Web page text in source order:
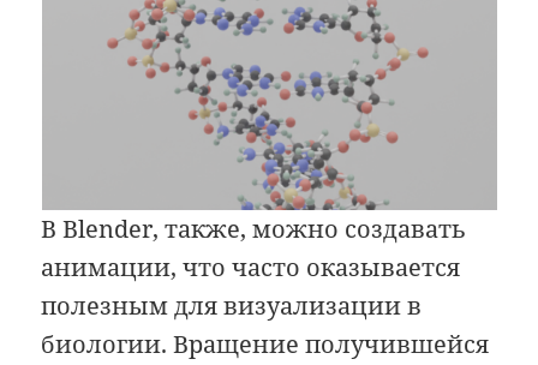
В Blender, также, можно создавать
анимации, что часто оказывается
полезным для визуализации в
биологии. Вращение получившейся